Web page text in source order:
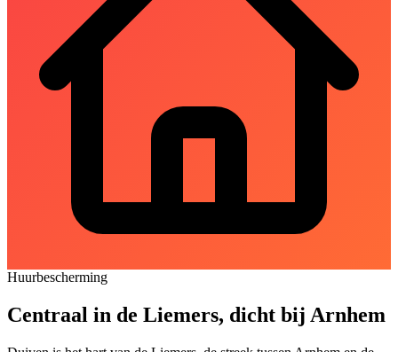
Huurbescherming
Centraal in de Liemers, dicht bij Arnhem